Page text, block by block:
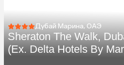
Дубай Марина, ОАЭ
Sheraton The Walk,
(Ex. Delta Hotels By